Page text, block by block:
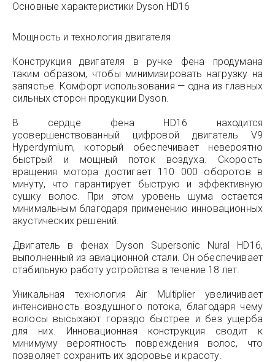
Основные характеристики Dyson HD16
Мощность и технология двигателя
Конструкция двигателя в ручке фена продумана
таким образом, чтобы минимизировать нагрузку на
запястье. Комфорт использования — одна из главных
сильных сторон продукции Dyson.
В сердце фена HD16 находится
усовершенствованный цифровой двигатель V9
Hyperdymium, который обеспечивает невероятно
быстрый и мощный поток воздуха. Скорость
вращения мотора достигает 110 000 оборотов в
минуту, что гарантирует быструю и эффективную
сушку волос. При этом уровень шума остается
минимальным благодаря применению инновационных
акустических решений.
Двигатель в фенах Dyson Supersonic Nural HD16,
выполненный из авиационной стали. Он обеспечивает
стабильную работу устройства в течение 18 лет.
Уникальная технология Air Multiplier увеличивает
интенсивность воздушного потока, благодаря чему
волосы высыхают гораздо быстрее и без ущерба
для них. Инновационная конструкция сводит к
минимуму вероятность повреждения волос, что
позволяет сохранить их здоровье и красоту.